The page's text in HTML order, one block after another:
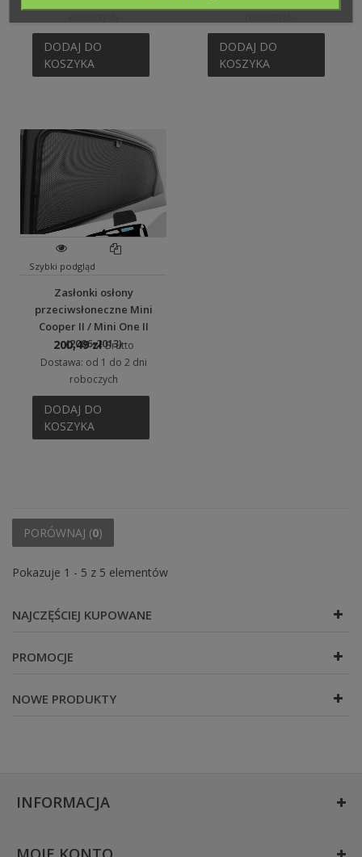
DODAJ DO
KOSZYKA
DODAJ DO
KOSZYKA
Szybki podgląd
Zasłonki osłony
przeciwsłoneczne Mini
Cooper II / Mini One II
(2006-2013)
200,49 zł Brutto
Dostawa: od 1 do 2 dni
roboczych
DODAJ DO
KOSZYKA
PORÓWNAJ (0)
Pokazuje 1 - 5 z 5 elementów
NAJCZĘŚCIEJ KUPOWANE
PROMOCJE
NOWE PRODUKTY
INFORMACJA